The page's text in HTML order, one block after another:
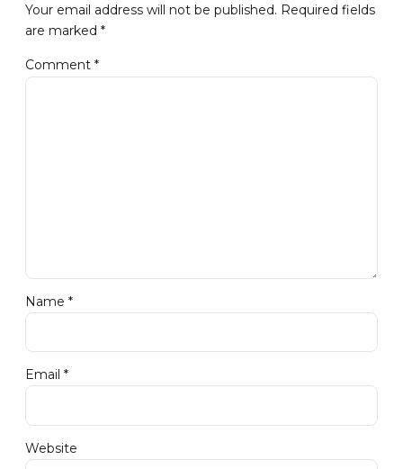
Your email address will not be published. Required fields
are marked *
Comment *
Name *
Email *
Website